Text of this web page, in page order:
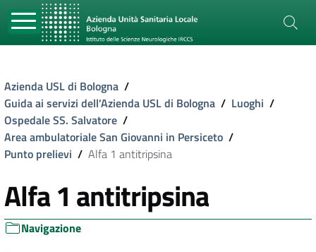
Azienda USL di Bologna /
Guida ai servizi dell'Azienda USL di Bologna / Luoghi /
Ospedale SS. Salvatore /
Area ambulatoriale San Giovanni in Persiceto /
Punto prelievi / Alfa 1 antitripsina
Alfa 1 antitripsina
Navigazione